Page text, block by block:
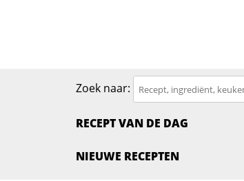
Zoek naar:
RECEPT VAN DE DAG
NIEUWE RECEPTEN